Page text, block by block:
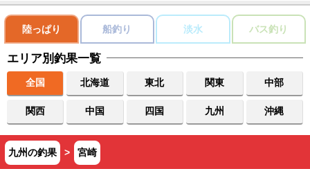
陸っぱり 船釣り 淡水 バス釣り
エリア別釣果一覧
全国 北海道 東北 関東 中部
関西 中国 四国 九州 沖縄
九州の釣果 > 宮崎